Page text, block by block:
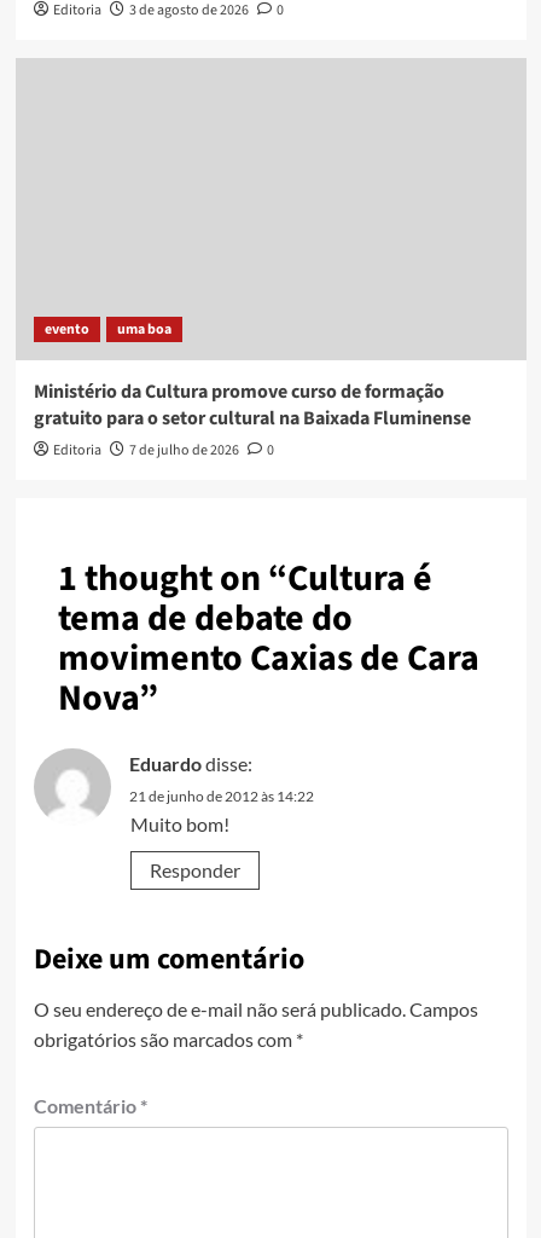
Editoria 3 de agosto de 2026 0
evento uma boa
Ministério da Cultura promove curso de formação
gratuito para o setor cultural na Baixada Fluminense
Editoria 7 de julho de 2026 0
1 thought on “Cultura é
tema de debate do
movimento Caxias de Cara
Nova”
Eduardodisse:
21 de junho de 2012 às 14:22
Muito bom!
Responder
Deixe um comentário
O seu endereço de e-mail não será publicado.Campos
obrigatórios são marcados com *
Comentário *